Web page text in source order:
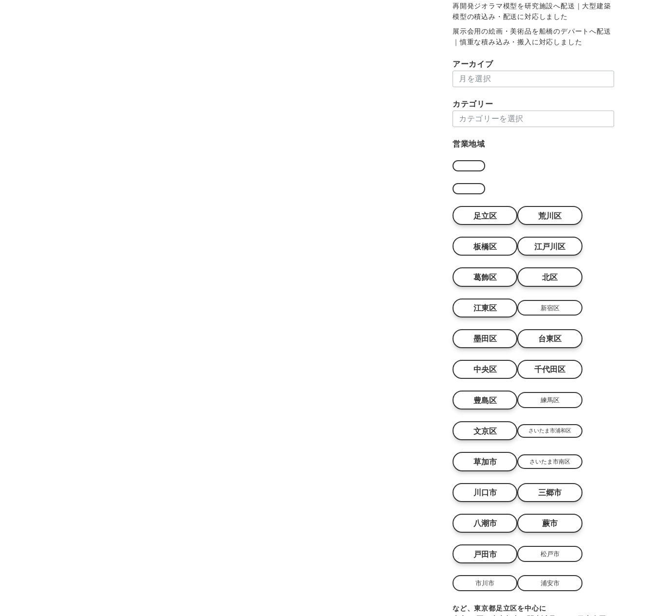
再開発ジオラマ模型を研究施設へ配送｜大型建築
模型の積込み・配送に対応しました
展示会用の絵画・美術品を船橋のデパートへ配送
｜慎重な積み込み・搬入に対応しました
アーカイブ
ー
イ
カテゴリー
テ
リ
営業地域
足立区 荒川区
板橋区 江戸川区
葛飾区 北区
江東区 新宿区
墨田区 台東区
中央区 千代田区
豊島区 練馬区
文京区 さいたま市浦和区
草加市 さいたま市南区
川口市 三郷市
八潮市 蕨市
戸田市 松戸市
市川市 浦安市
など、東京都足立区を中心に